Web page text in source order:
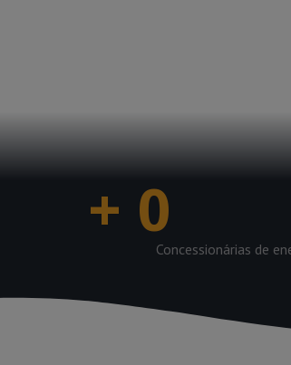
+ 0
Concessionárias de